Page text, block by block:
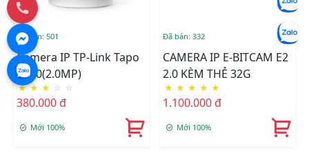
Đã bán: 501
Camera IP TP-Link Tapo
C200(2.0MP)
★ ★ ★ ☆ ☆
380.000 đ
Mới 100%
Đã bán: 332
CAMERA IP E-BITCAM E2
2.0 KÈM THẺ 32G
★ ★ ★ ★ ★
1.100.000 đ
Mới 100%